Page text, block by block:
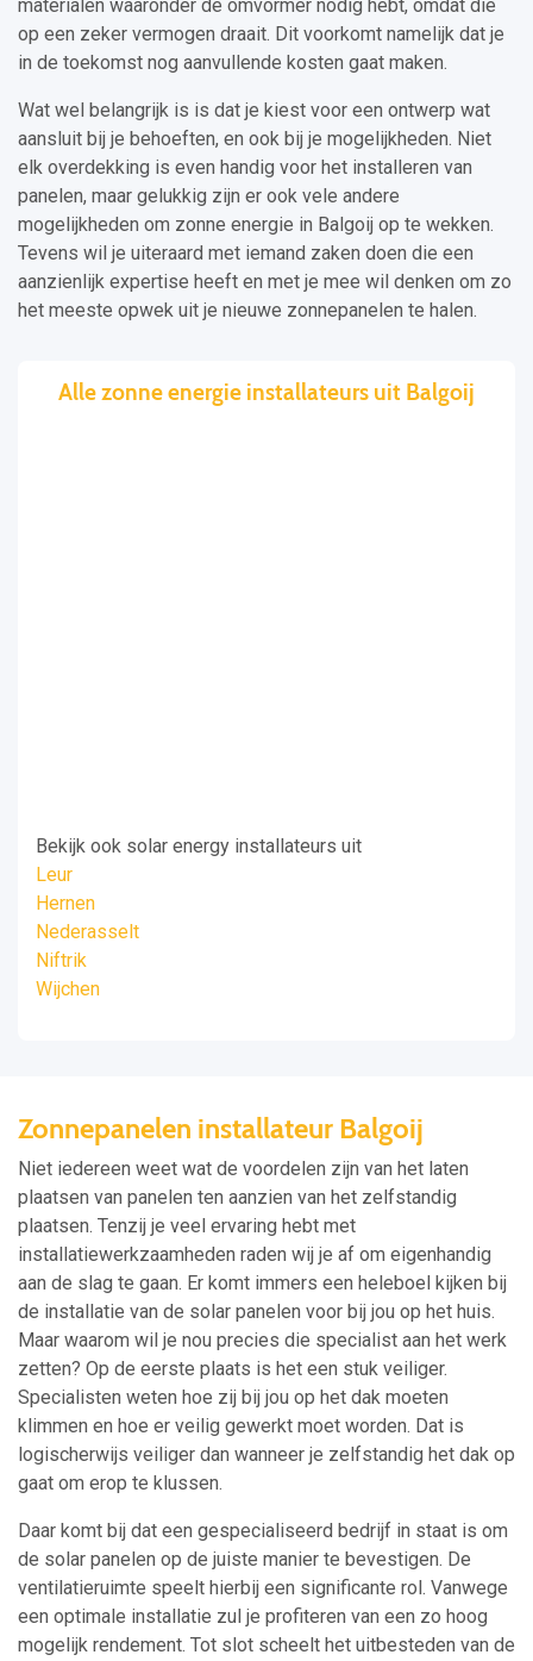
materialen waaronder de omvormer nodig hebt, omdat die
op een zeker vermogen draait. Dit voorkomt namelijk dat je
in de toekomst nog aanvullende kosten gaat maken.
Wat wel belangrijk is is dat je kiest voor een ontwerp wat
aansluit bij je behoeften, en ook bij je mogelijkheden. Niet
elk overdekking is even handig voor het installeren van
panelen, maar gelukkig zijn er ook vele andere
mogelijkheden om zonne energie in Balgoij op te wekken.
Tevens wil je uiteraard met iemand zaken doen die een
aanzienlijk expertise heeft en met je mee wil denken om zo
het meeste opwek uit je nieuwe zonnepanelen te halen.
Alle zonne energie installateurs uit Balgoij
Bekijk ook solar energy installateurs uit
Leur
Hernen
Nederasselt
Niftrik
Wijchen
Zonnepanelen installateur Balgoij
Niet iedereen weet wat de voordelen zijn van het laten
plaatsen van panelen ten aanzien van het zelfstandig
plaatsen. Tenzij je veel ervaring hebt met
installatiewerkzaamheden raden wij je af om eigenhandig
aan de slag te gaan. Er komt immers een heleboel kijken bij
de installatie van de solar panelen voor bij jou op het huis.
Maar waarom wil je nou precies die specialist aan het werk
zetten? Op de eerste plaats is het een stuk veiliger.
Specialisten weten hoe zij bij jou op het dak moeten
klimmen en hoe er veilig gewerkt moet worden. Dat is
logischerwijs veiliger dan wanneer je zelfstandig het dak op
gaat om erop te klussen.
Daar komt bij dat een gespecialiseerd bedrijf in staat is om
de solar panelen op de juiste manier te bevestigen. De
ventilatieruimte speelt hierbij een significante rol. Vanwege
een optimale installatie zul je profiteren van een zo hoog
mogelijk rendement. Tot slot scheelt het uitbesteden van de